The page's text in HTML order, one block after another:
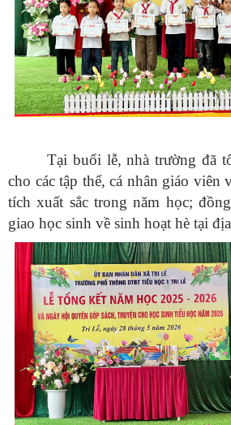
Tại buổi lễ, nhà trường đã
cho các tập thể, cá nhân giáo viên
tích xuất sắc trong năm học;
giao học sinh về sinh hoạt hè tại